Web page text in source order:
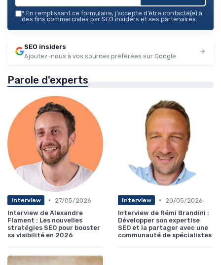
* En remplissant ce formulaire, j’accepte d’être contacté(e) à
des fins commerciales par SEO insiders et ses partenaires.
SEO insiders
Ajoutez-nous à vos sources préférées sur Google
Parole d'experts
Interview •
27/05/2026
Interview de Alexandre
Flament : Les nouvelles
stratégies SEO pour booster
sa visibilité en 2026
Interview •
20/05/2026
Interview de Rémi Brandini :
Développer son expertise
SEO et la partager avec une
communauté de spécialistes